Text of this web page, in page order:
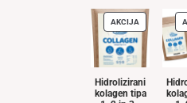
AKCIJAIZDELKI
V
AKCIJI
Hidrolizirani
kolagen tipa